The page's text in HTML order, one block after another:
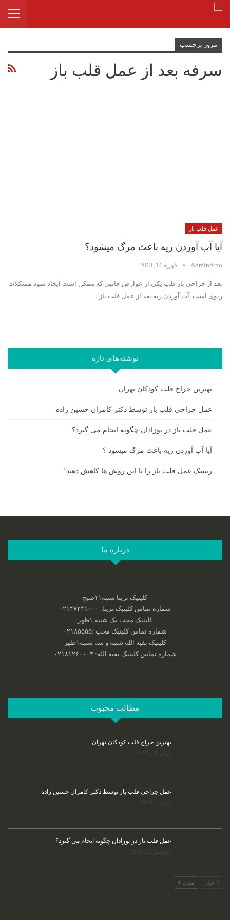
مرور برچسب
سرفه بعد از عمل قلب باز
عمل قلب باز
آیا آب آوردن ریه باعث مرگ میشود؟
Admindrho فوریه 14, 2018
بعد از جراحی باز قلب یکی از عوارض جانبی که ممکن است ایجاد شود مشکلات
ریوی است. آب آوردن ریه بعد از عمل قلب باز ،…
نوشته‌های تازه
بهترین جراح قلب کودکان تهران
عمل جراحی قلب باز توسط دکتر کامران حسین زاده
عمل قلب باز در نوزادان چگونه انجام می گیرد؟
آیا آب آوردن ریه باعث مرگ میشود ؟
ریسک عمل قلب باز را با این روش ها کاهش دهید!
درباره ما
کلینیک تریتا شنبه۱۱صبح
شماره تماس کلینیک تریتا: ۰۲۱۴۷۲۴۱۰۰۰
کلینیک محب یک شنبه ۱ظهر
شماره تماس کلینیک محب :‌۰۲۱۸۵۵۵۵
کلینیک بقیه الله شنبه و سه شنبه۱ظهر
شماره تماس کلینیک بقیه الله: ۰۲۱۸۱۲۶۰۰۰۳
مطالب محبوب
بهترین جراح قلب کودکان تهران
عمل جراحی قلب باز توسط دکتر کامران حسین زاده
عمل قلب باز در نوزادان چگونه انجام می گیرد؟
قبلی بعدی